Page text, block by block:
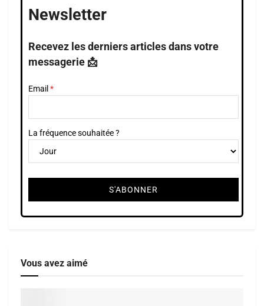
Newsletter
Recevez les derniers articles dans votre
messagerie 📩
Email
La fréquence souhaitée ?
Vous avez aimé